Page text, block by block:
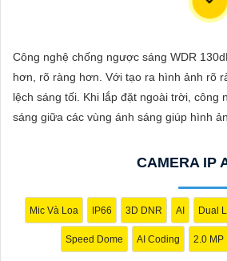
TƯ
VẤN
ảnh sắc nét, bạn có thể sử dụng câu tư
ổn định và chất lượng vượt trội của
Công nghệ chống ngược sáng WDR
hơn, rõ ràng hơn. Với tạo ra hình ảnh rõ
lệch sáng tối. Khi lắp đặt ngoài trời, công
sáng giữa các vùng ánh sáng giúp hình
CAMERA IP
Mic Và Loa IP66 3D DNR AI Dual
Speed Dome AI Coding 2.0 MP